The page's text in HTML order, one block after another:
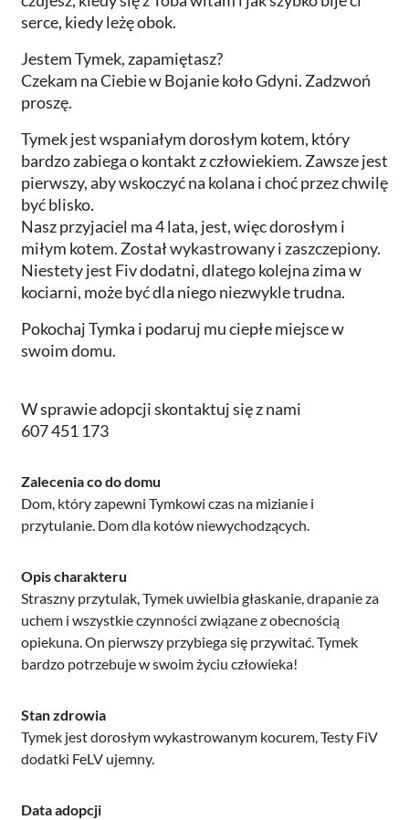
serce, kiedy leżę obok.
Jestem Tymek, zapamiętasz?
Czekam na Ciebie w Bojanie koło Gdyni. Zadzwoń
proszę.
Tymek jest wspaniałym dorosłym kotem, który
bardzo zabiega o kontakt z człowiekiem. Zawsze jest
pierwszy, aby wskoczyć na kolana i choć przez chwilę
być blisko.
Nasz przyjaciel ma 4 lata, jest, więc dorosłym i
miłym kotem. Został wykastrowany i zaszczepiony.
Niestety jest Fiv dodatni, dlatego kolejna zima w
kociarni, może być dla niego niezwykle trudna.
Pokochaj Tymka i podaruj mu ciepłe miejsce w
swoim domu.
W sprawie adopcji skontaktuj się z nami
607 451 173
Zalecenia co do domu
Dom, który zapewni Tymkowi czas na mizianie i
przytulanie. Dom dla kotów niewychodzących.
Opis charakteru
Straszny przytulak, Tymek uwielbia głaskanie, drapanie za
uchem i wszystkie czynności związane z obecnością
opiekuna. On pierwszy przybiega się przywitać. Tymek
bardzo potrzebuje w swoim życiu człowieka!
Stan zdrowia
Tymek jest dorosłym wykastrowanym kocurem, Testy FiV
dodatki FeLV ujemny.
Data adopcji